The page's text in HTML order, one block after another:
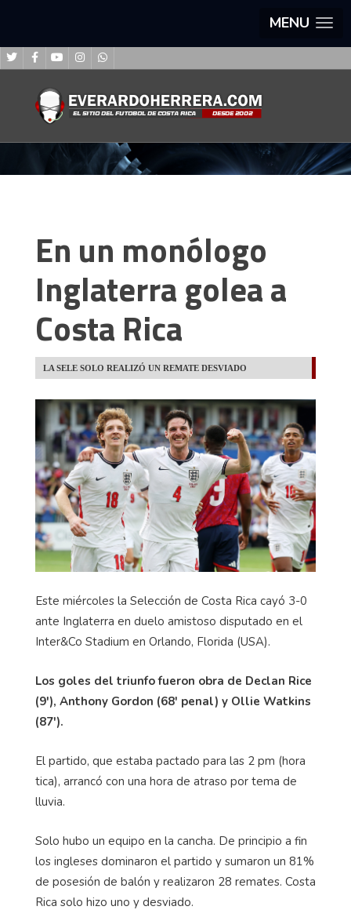
MENU
En un monólogo
Inglaterra golea a
Costa Rica
LA SELE SOLO REALIZÓ UN REMATE DESVIADO
Este miércoles la Selección de Costa Rica cayó 3-0
ante Inglaterra en duelo amistoso disputado en el
Inter&Co Stadium en Orlando, Florida (USA).
Los goles del triunfo fueron obra de Declan Rice
(9'), Anthony Gordon (68' penal) y Ollie Watkins
(87').
El partido, que estaba pactado para las 2 pm (hora
tica), arrancó con una hora de atraso por tema de
lluvia.
Solo hubo un equipo en la cancha. De principio a fin
los ingleses dominaron el partido y sumaron un 81%
de posesión de balón y realizaron 28 remates. Costa
Rica solo hizo uno y desviado.